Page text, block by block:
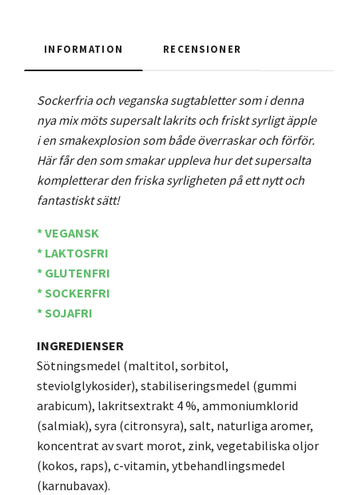
INFORMATION RECENSIONER
Sockerfria och veganska sugtabletter som i denna
nya mix möts supersalt lakrits och friskt syrligt äpple
i en smakexplosion som både överraskar och förför.
Här får den som smakar uppleva hur det supersalta
kompletterar den friska syrligheten på ett nytt och
fantastiskt sätt!
* VEGANSK
* LAKTOSFRI
* GLUTENFRI
* SOCKERFRI
* SOJAFRI
INGREDIENSER
Sötningsmedel (maltitol, sorbitol,
steviolglykosider), stabiliseringsmedel (gummi
arabicum), lakritsextrakt 4 %, ammoniumklorid
(salmiak), syra (citronsyra), salt, naturliga aromer,
koncentrat av svart morot, zink, vegetabiliska oljor
(kokos, raps), c-vitamin, ytbehandlingsmedel
(karnubavax).